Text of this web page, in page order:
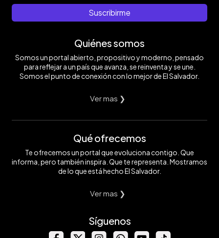
Suscribirme
Quiénes somos
Somos un portal abierto, propositivo y moderno, pensado
para reflejar a un país que avanza, se reinventa y se une.
Somos el punto de conexión con lo mejor de El Salvador.
Ver mas ❯
Qué ofrecemos
Te ofrecemos un portal que evoluciona contigo. Que
informa, pero también inspira. Que te representa. Mostramos
de lo que está hecho El Salvador.
Ver mas ❯
Síguenos